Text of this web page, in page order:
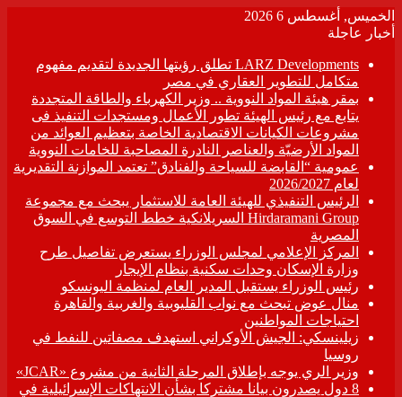
الخميس, أغسطس 6 2026
أخبار عاجلة
LARZ Developments تطلق رؤيتها الجديدة لتقديم مفهوم
متكامل للتطوير العقاري في مصر
بمقر هيئة المواد النووية .. وزير الكهرباء والطاقة المتجددة
يتابع مع رئيس الهيئة تطور الأعمال ومستجدات التنفيذ فى
مشروعات الكيانات الاقتصادية الخاصة بتعظيم العوائد من
المواد الأرضيّة والعناصر النادرة المصاحبة للخامات النووية
عمومية “القابضة للسياحة والفنادق” تعتمد الموازنة التقديرية
لعام 2026/2027
الرئيس التنفيذي للهيئة العامة للاستثمار يبحث مع مجموعة
Hirdaramani Group السريلانكية خطط التوسع في السوق
المصرية
المركز الإعلامي لمجلس الوزراء يستعرض تفاصيل طرح
وزارة الإسكان وحدات سكنية بنظام الإيجار
رئيس الوزراء يستقبل المدير العام لمنظمة اليونسكو
منال عوض تبحث مع نواب القليوبية والغربية والقاهرة
احتياجات المواطنين
زيلينسكي: الجيش الأوكراني استهدف مصفاتين للنفط في
روسيا
وزير الري يوجه بإطلاق المرحلة الثانية من مشروع «JCAR»
8 دول يصدرون بيانا مشتركا بشأن الانتهاكات الإسرائيلية في